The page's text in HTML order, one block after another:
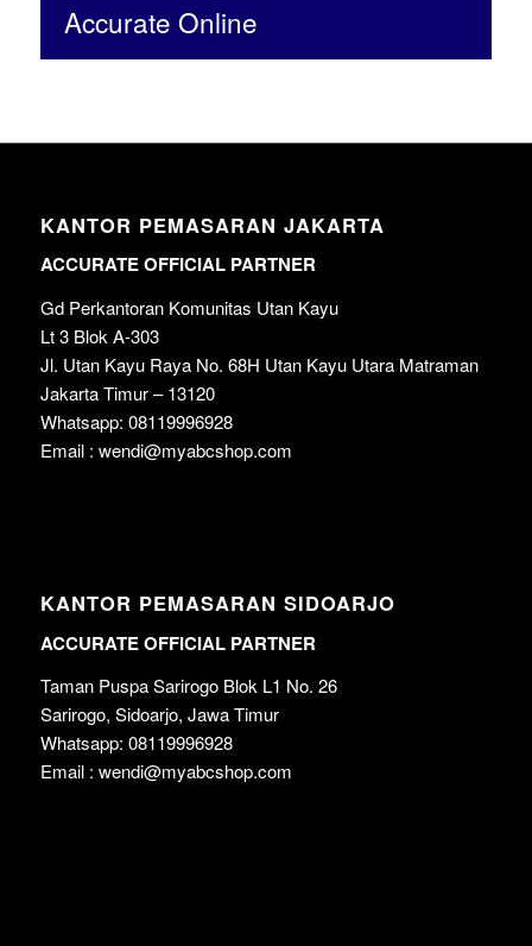
Accurate Online
KANTOR PEMASARAN JAKARTA
ACCURATE OFFICIAL PARTNER
Gd Perkantoran Komunitas Utan Kayu
Lt 3 Blok A-303
Jl. Utan Kayu Raya No. 68H Utan Kayu Utara Matraman
Jakarta Timur – 13120
Whatsapp: 08119996928
Email : wendi@myabcshop.com
KANTOR PEMASARAN SIDOARJO
ACCURATE OFFICIAL PARTNER
Taman Puspa Sarirogo Blok L1 No. 26
Sarirogo, Sidoarjo, Jawa Timur
Whatsapp: 08119996928
Email : wendi@myabcshop.com